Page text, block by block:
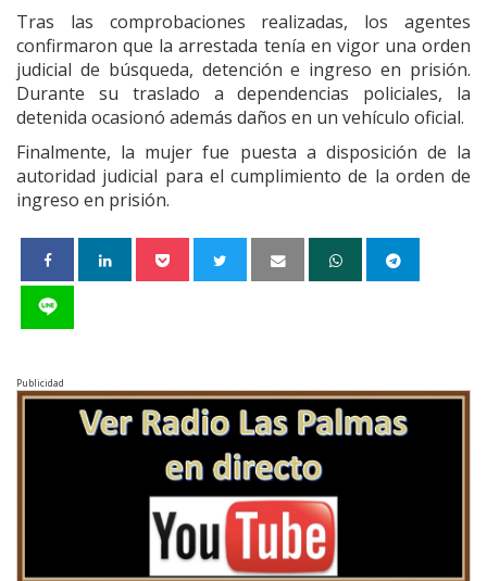
Tras las comprobaciones realizadas, los agentes
confirmaron que la arrestada tenía en vigor una orden
judicial de búsqueda, detención e ingreso en prisión.
Durante su traslado a dependencias policiales, la
detenida ocasionó además daños en un vehículo oficial.
Finalmente, la mujer fue puesta a disposición de la
autoridad judicial para el cumplimiento de la orden de
ingreso en prisión.
Publicidad